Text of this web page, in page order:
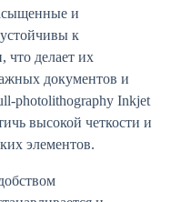
и
к
что делает их
документов и
photolithography Inkjet
высокой четкости и
элементов.